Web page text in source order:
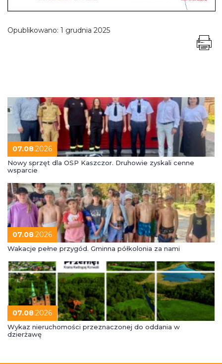
Opublikowano: 1 grudnia 2025
07.08.2026
Nowy sprzęt dla OSP Kaszczor. Druhowie zyskali cenne
wsparcie
07.08.2026
Wakacje pełne przygód. Gminna półkolonia za nami
07.08.2026
Wykaz nieruchomości przeznaczonej do oddania w
dzierżawę